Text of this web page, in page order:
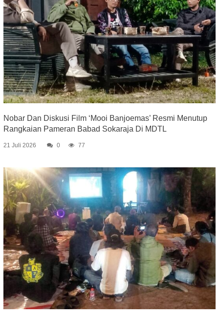
Nobar Dan Diskusi Film ‘Mooi Banjoemas’ Resmi Menutup
Rangkaian Pameran Babad Sokaraja Di MDTL
21 Juli 2026 0 77